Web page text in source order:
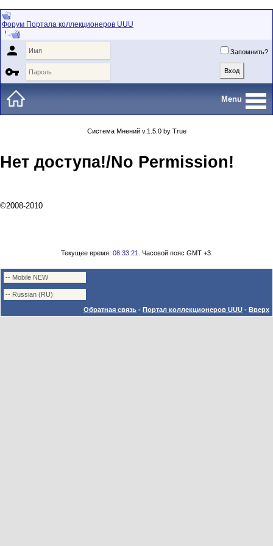
Форум Портала коллекционеров UUU
 Запомнить?

Menu
Система Мнений v.1.5.0 by True
Нет доступа!/No Permission!
©2008-2010
Текущее время: 08:33:21 . Часовой пояс GMT +3.
Обратная связь - Портал коллекционеров UUU - Вверх